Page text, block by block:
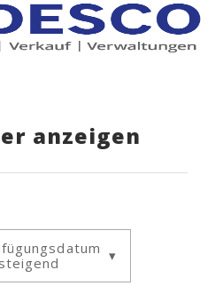
anzeigen